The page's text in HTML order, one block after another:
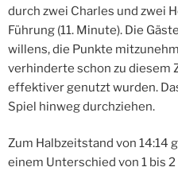
durch zwei Charles und zwei
Führung (11. Minute). Die
willens, die Punkte
verhinderte schon zu diesem
effektiver genutzt wurden.
Spiel hinweg durchziehen.
Zum Halbzeitstand von 14:14
einem Unterschied von 1 bis